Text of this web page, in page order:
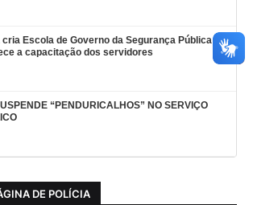
cria Escola de Governo da Segurança Pública e
a capacitação dos servidores
“PENDURICALHOS” NO SERVIÇO
DE POLÍCIA